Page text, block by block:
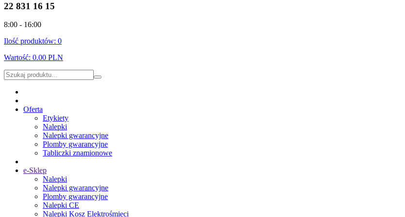
22 831 16 15
8:00 - 16:00
Ilość produktów: 0
Wartość: 0.00 PLN
Oferta
Etykiety
Nalepki
Nalepki gwarancyjne
Plomby gwarancyjne
Tabliczki znamionowe
e-Sklep
Nalepki
Nalepki gwarancyjne
Plomby gwarancyjne
Nalepki CE
Nalepki Kosz Elektrośmieci